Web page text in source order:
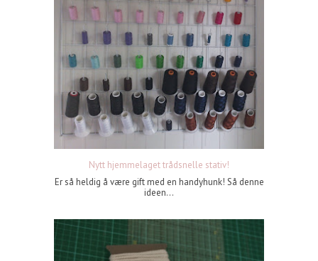
Nytt hjemmelaget trådsnelle stativ!
Er så heldig å være gift med en handyhunk! Så denne
ideen...